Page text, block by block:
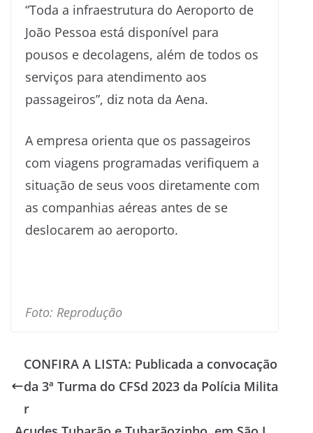
“Toda a infraestrutura do Aeroporto de
João Pessoa está disponível para
pousos e decolagens, além de todos os
serviços para atendimento aos
passageiros”, diz nota da Aena.
A empresa orienta que os passageiros
com viagens programadas verifiquem a
situação de seus voos diretamente com
as companhias aéreas antes de se
deslocarem ao aeroporto.
Foto: Reprodução
CONFIRA A LISTA: Publicada a convocação
da 3ª Turma do CFSd 2023 da Polícia Milita
r